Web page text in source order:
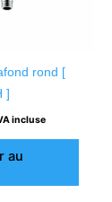
rond [
]
incluse
au